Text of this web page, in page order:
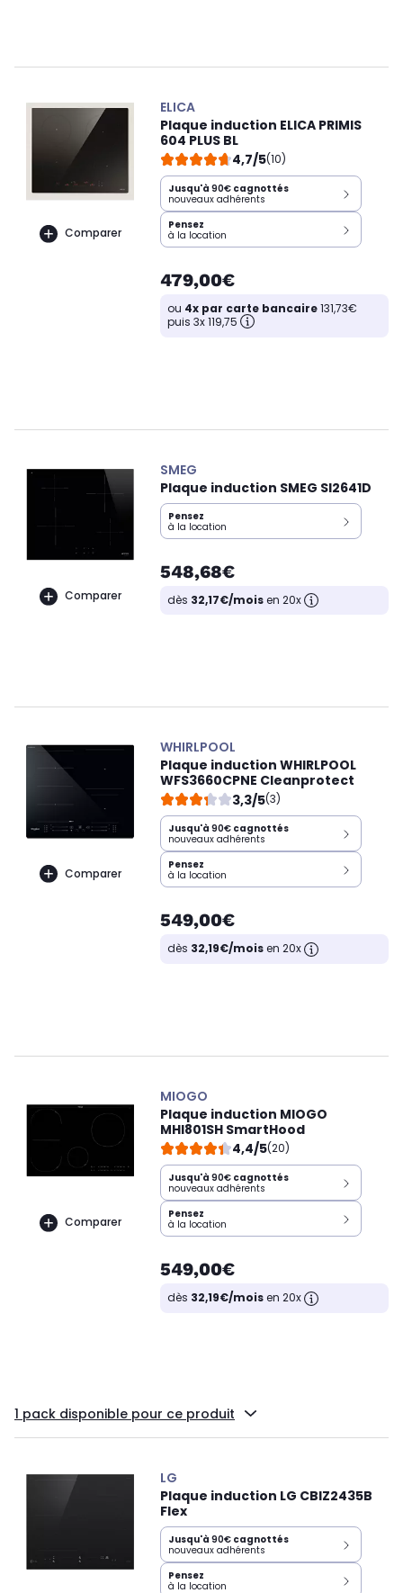
Comparer
ELICA
Plaque induction ELICA PRIMIS
604 PLUS BL
4,7/5(10)
Jusqu'à 90€ cagnottés
nouveaux adhérents
Pensez
à la location
479,00€
ou 4x par carte bancaire131,73€
puis 3x 119,75
Comparer
SMEG
Plaque induction SMEG SI2641D
Pensez
à la location
548,68€
dès 32,17€/moisen 20x
Comparer
WHIRLPOOL
Plaque induction WHIRLPOOL
WFS3660CPNE Cleanprotect
3,3/5(3)
Jusqu'à 90€ cagnottés
nouveaux adhérents
Pensez
à la location
549,00€
dès 32,19€/moisen 20x
Comparer
MIOGO
Plaque induction MIOGO
MHI801SH SmartHood
4,4/5(20)
Jusqu'à 90€ cagnottés
nouveaux adhérents
Pensez
à la location
549,00€
dès 32,19€/moisen 20x
1 pack disponible pour ce produit
LG
Plaque induction LG CBIZ2435B
Flex
Jusqu'à 90€ cagnottés
nouveaux adhérents
Pensez
à la location